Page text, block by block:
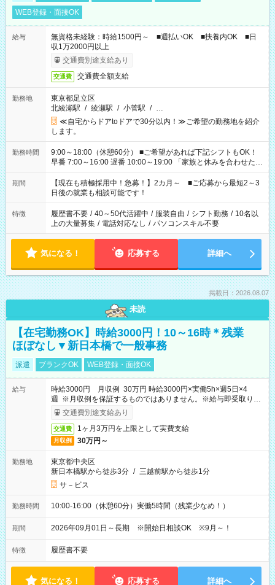
WEB登録・面接OK
給与
無資格未経験：時給1500円～ ■週払いOK ■扶養内OK ■日
収1万2000円以上
交通費別途支給あり
交通費 交通費全額支給
勤務地
東京都足立区
北綾瀬駅 / 綾瀬駅 / 小菅駅 / …
≪自宅からドアtoドアで30分以内！≫ご希望の勤務地を紹介
します。
勤務時間
9:00～18:00（休憩60分） ■ご希望があれば下記シフトもOK！
早番 7:00～16:00 遅番 10:00～19:00 「家族と休みを合わせた
い」 「余裕を持って夕飯の準備がしたい」 「できれば残業はし
たくない」 など、ご希望を教えてくださいね。 ※Wワーク希望
の方へ 今ご覧のお仕事で希望する勤務時間と、もう1つのお仕事
の勤務時間。 合計で週40時間を超える場合は応募できません。
期間
【現在も積極採用中！急募！】2カ月～ ■ご応募から最短2～3
日後の就業も相談可能です！
特徴 履歴書不要 / 40～50代活躍中 / 服装自由 / シフト勤務 / 10名以
上の大量募集 / 電話対応なし / パソコンスキル不要
気になる！ 応募する 詳細へ
掲載日：2026.08.07
未読
【在宅勤務OK】時給3000円！10～16時＊残業
ほぼなし▼新日本橋で一般事務
派遣 ブランクOK WEB登録・面接OK
給与
時給3000円 月収例 30万円 時給3000円×実働5h×週5日×4
週 ※月収例を保証するものではありません。※給与即受取りサ
ービス利用可（利用条件有）
交通費別途支給あり
交通費 1ヶ月3万円を上限として実費支給
月収例 30万円～
勤務地
東京都中央区
新日本橋駅から徒歩3分 / 三越前駅から徒歩1分
サ－ビス
勤務時間 10:00-16:00（休憩60分）実働5時間（残業少なめ！）
期間 2026年09月01日～長期 ※開始日相談OK ※9月～！
特徴 履歴書不要
気になる！ 応募する 詳細へ